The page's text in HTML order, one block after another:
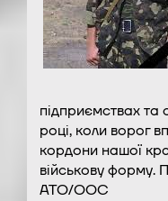
підприємствах та
році, коли ворог
кордони нашої
військову форму.
АТО/ООС